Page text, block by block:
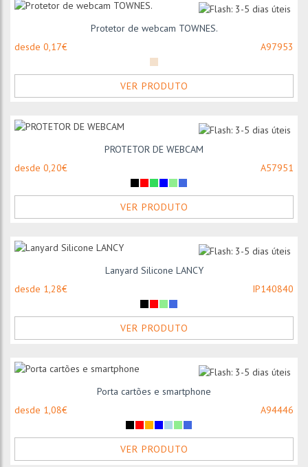
Protetor de webcam TOWNES.
desde 0,17€
A97953
VER PRODUTO
PROTETOR DE WEBCAM
desde 0,20€
A57951
VER PRODUTO
Lanyard Silicone LANCY
desde 1,28€
IP140840
VER PRODUTO
Porta cartões e smartphone
desde 1,08€
A94446
VER PRODUTO